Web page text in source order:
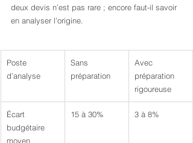
deux devis n’est pas rare ; encore faut-il savoir
en analyser l’origine.
Poste
d’analyse
Sans
préparation
Avec
préparation
rigoureuse
Écart
budgétaire
moyen
15 à 30% 3 à 8%